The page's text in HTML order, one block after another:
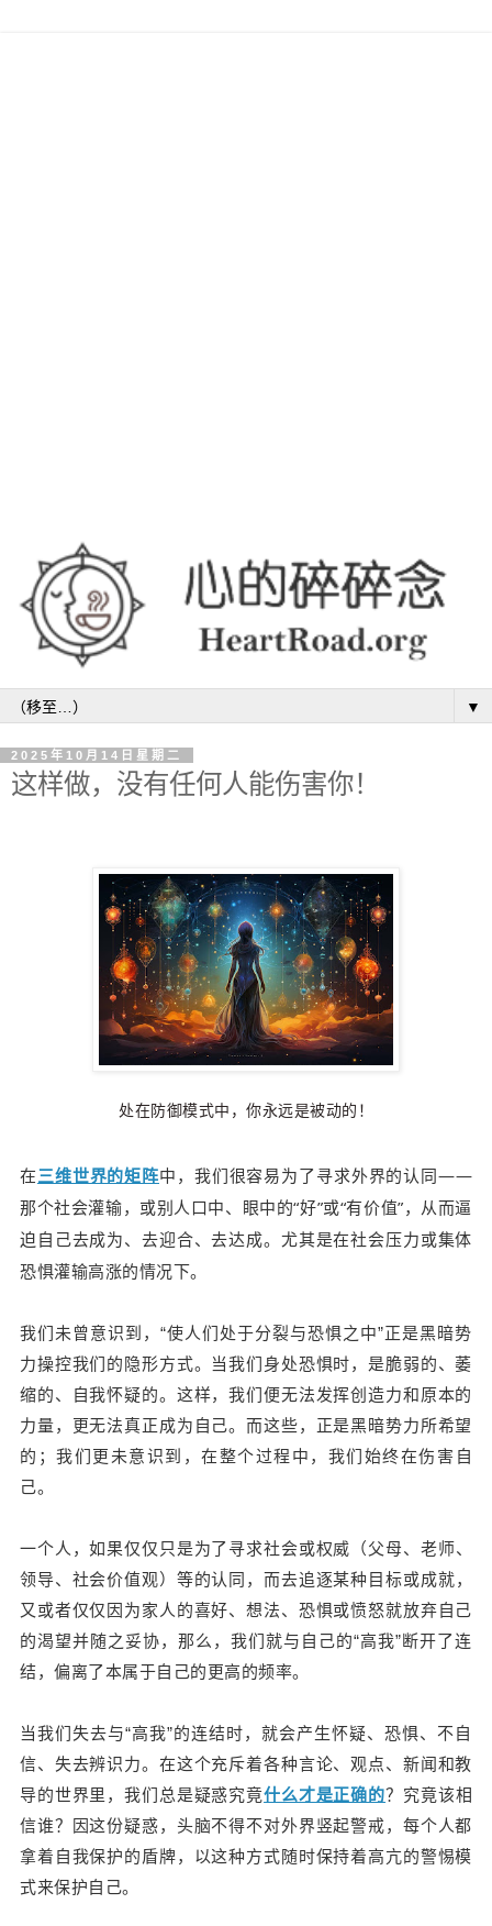
▼
2025年10月14日星期二
这样做，没有任何人能伤害你！
处在防御模式中，你永远是被动的！
在三维世界的矩阵中，我们很容易为了寻求外界的认同——
那个社会灌输，或别人口中、眼中的“好”或“有价值”，从而逼
迫自己去成为、去迎合、去达成。尤其是在社会压力或集体
恐惧灌输高涨的情况下。
我们未曾意识到，“使人们处于分裂与恐惧之中”正是黑暗势
力操控我们的隐形方式。当我们身处恐惧时，是脆弱的、萎
缩的、自我怀疑的。这样，我们便无法发挥创造力和原本的
力量，更无法真正成为自己。而这些，正是黑暗势力所希望
的；我们更未意识到，在整个过程中，我们始终在伤害自
己。
一个人，如果仅仅只是为了寻求社会或权威（父母、老师、
领导、社会价值观）等的认同，而去追逐某种目标或成就，
又或者仅仅因为家人的喜好、想法、恐惧或愤怒就放弃自己
的渴望并随之妥协，那么，我们就与自己的“高我”断开了连
结，偏离了本属于自己的更高的频率。
当我们失去与“高我”的连结时，就会产生怀疑、恐惧、不自
信、失去辨识力。在这个充斥着各种言论、观点、新闻和教
导的世界里，我们总是疑惑究竟什么才是正确的？究竟该相
信谁？因这份疑惑，头脑不得不对外界竖起警戒，每个人都
拿着自我保护的盾牌，以这种方式随时保持着高亢的警惕模
式来保护自己。